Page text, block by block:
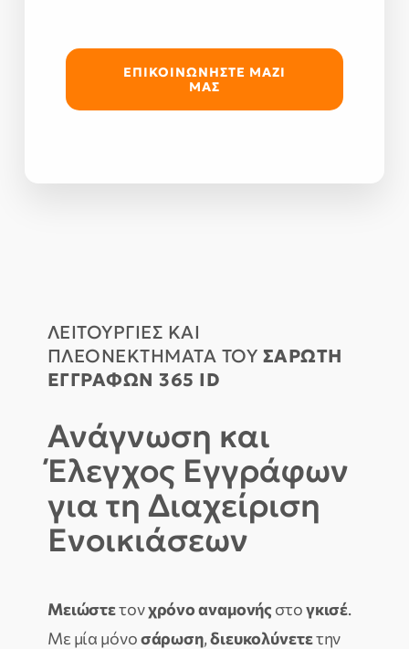
ΕΠΙΚΟΙΝΩΝΗΣΤΕ ΜΑΖΙ
ΜΑΣ
ΛΕΙΤΟΥΡΓΙΕΣ ΚΑΙ
ΠΛΕΟΝΕΚΤΗΜΑΤΑ ΤΟΥ ΣΑΡΩΤΗ
ΕΓΓΡΑΦΩΝ 365 ID
Ανάγνωση και
Έλεγχος Εγγράφων
για τη Διαχείριση
Ενοικιάσεων
Μειώστετονχρόνο αναμονής στογκισέ.
Με μία μόνοσάρωση,διευκολύνετετην